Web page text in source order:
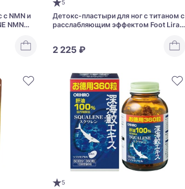
NMN и
NMN
5
Детокс-пластыри для ног с титаном с
расслабляющим эффектом Foot Lira
2 225 ₽
5